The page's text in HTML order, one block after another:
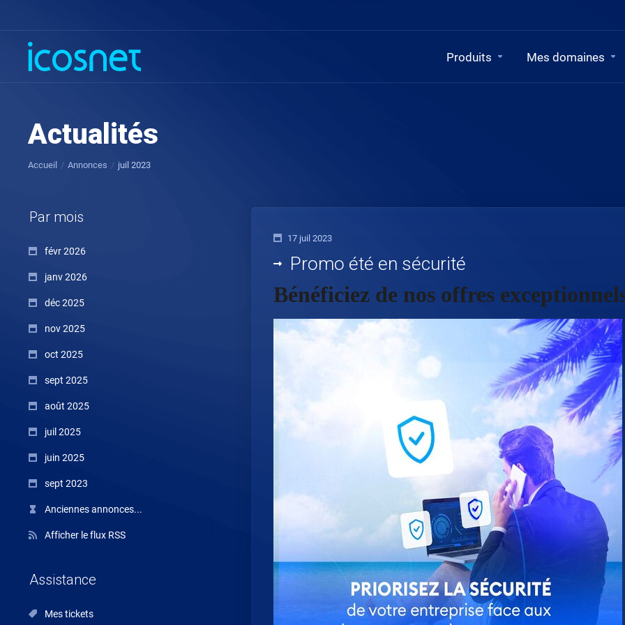
Produits Mes domaines
Actualités
Accueil Annonces juil 2023
Par mois
févr 2026
janv 2026
déc 2025
nov 2025
oct 2025
sept 2025
août 2025
juil 2025
juin 2025
sept 2023
Anciennes annonces...
Afficher le flux RSS
Assistance
Mes tickets
17 juil 2023
Promo été en sécurité
Bénéficiez de nos offres